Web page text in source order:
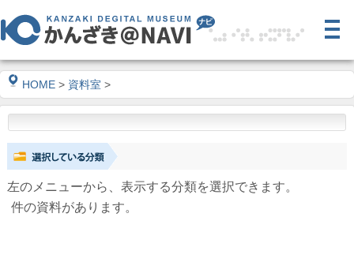
HOME > 資料室 >
左のメニューから、表示する分類を選択できます。
件の資料があります。